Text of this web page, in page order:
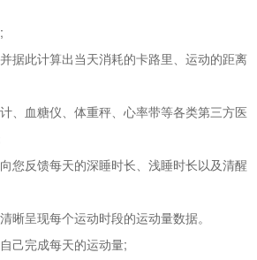
据此计算出当天消耗的卡路里、运动的距离
、血糖仪、体重秤、心率带等各类第三方医
您反馈每天的深睡时长、浅睡时长以及清醒
晰呈现每个运动时段的运动量数据。
己完成每天的运动量;